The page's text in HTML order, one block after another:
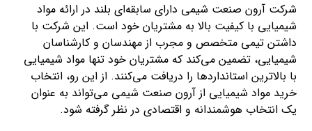
شرکت آرون صنعت شیمی دارای سابقه‌ای بلند در ارائه مواد
شیمیایی با کیفیت بالا به مشتریان خود است. این شرکت با
داشتن تیمی متخصص و مجرب از مهندسان و کارشناسان
شیمیایی، تضمین می‌کند که مشتریان خود تنها مواد شیمیایی
با بالاترین استانداردها را دریافت می‌کنند. از این رو، انتخاب
خرید مواد شیمیایی از آرون صنعت شیمی می‌تواند به عنوان
یک انتخاب هوشمندانه و اقتصادی در نظر گرفته شود.